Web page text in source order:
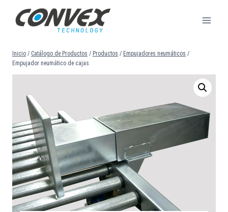
contenido
Inicio / Catálogo de Productos / Productos / Empujadores neumáticos /
Empujador neumático de cajas